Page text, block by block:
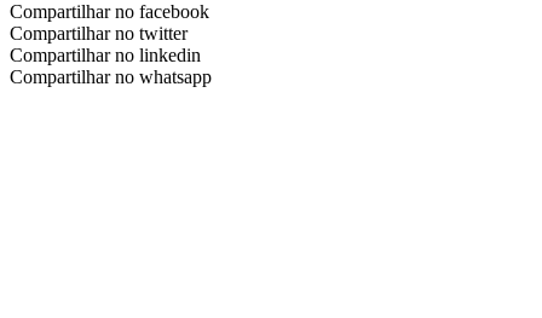
Compartilhar no facebook
Compartilhar no twitter
Compartilhar no linkedin
Compartilhar no whatsapp